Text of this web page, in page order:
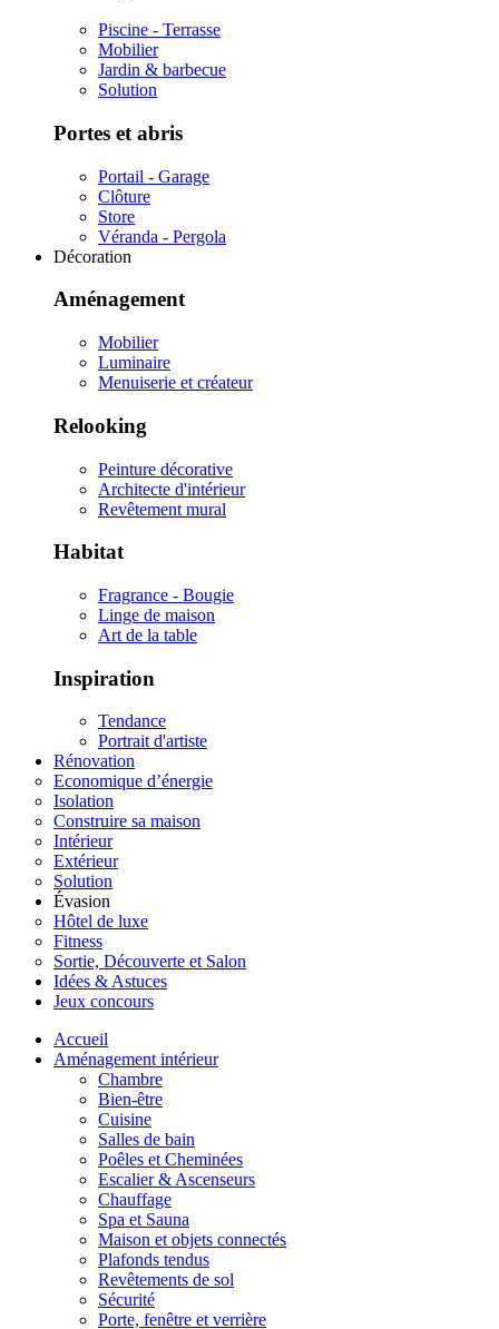
Piscine - Terrasse
Mobilier
Jardin & barbecue
Solution
Portes et abris
Portail - Garage
Clôture
Store
Véranda - Pergola
Décoration
Aménagement
Mobilier
Luminaire
Menuiserie et créateur
Relooking
Peinture décorative
Architecte d'intérieur
Revêtement mural
Habitat
Fragrance - Bougie
Linge de maison
Art de la table
Inspiration
Tendance
Portrait d'artiste
Rénovation
Economique d’énergie
Isolation
Construire sa maison
Intérieur
Extérieur
Solution
Évasion
Hôtel de luxe
Fitness
Sortie, Découverte et Salon
Idées & Astuces
Jeux concours
Accueil
Aménagement intérieur
Chambre
Bien-être
Cuisine
Salles de bain
Poêles et Cheminées
Escalier & Ascenseurs
Chauffage
Spa et Sauna
Maison et objets connectés
Plafonds tendus
Revêtements de sol
Sécurité
Porte, fenêtre et verrière